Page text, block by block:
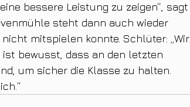
bessere Leistung zu zeigen“, sagt
steht dann auch wieder
mitspielen konnte. Schlüter: „Wir
bewusst, dass an den letzten
um sicher die Klasse zu halten.